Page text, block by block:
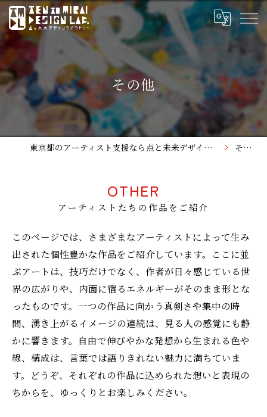
その他
東京都のアーティスト支援なら点と未来デザインラボラトリー その他
OTHER
アーティストたちの作品をご紹介
このページでは、さまざまなアーティストによって生み
出された個性豊かな作品をご紹介しています。ここに並
ぶアートは、技巧だけでなく、作者が日々感じている世
界の広がりや、内面に宿るエネルギーがそのまま形とな
ったものです。一つの作品に向かう真剣さや集中の時
間、湧き上がるイメージの連続は、見る人の感覚にも静
かに響きます。自由で伸びやかな発想から生まれる色や
線、構成は、言葉では語りきれない魅力に満ちていま
す。どうぞ、それぞれの作品に込められた想いと表現の
ちからを、ゆっくりとお楽しみください。